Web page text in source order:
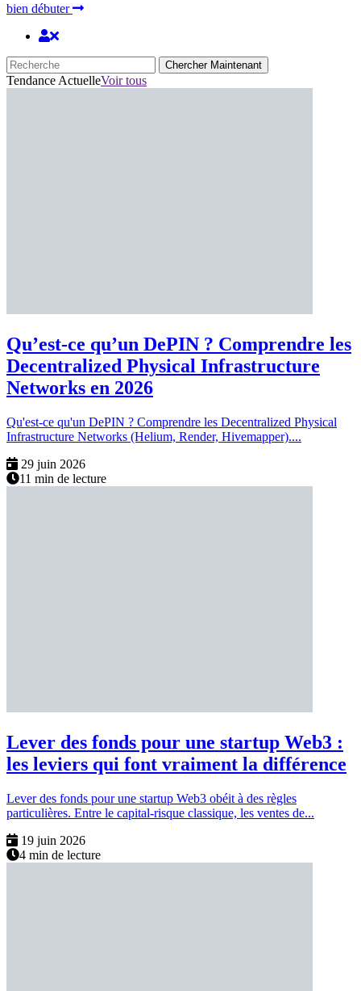
bien débuter
Chercher Maintenant
Tendance ActuelleVoir tous
Qu’est-ce qu’un DePIN ? Comprendre les
Decentralized Physical Infrastructure
Networks en 2026
Qu'est-ce qu'un DePIN ? Comprendre les Decentralized Physical
Infrastructure Networks (Helium, Render, Hivemapper)....
29 juin 2026
11 min de lecture
Lever des fonds pour une startup Web3 :
les leviers qui font vraiment la différence
Lever des fonds pour une startup Web3 obéit à des règles
particulières. Entre le capital-risque classique, les ventes de...
19 juin 2026
4 min de lecture